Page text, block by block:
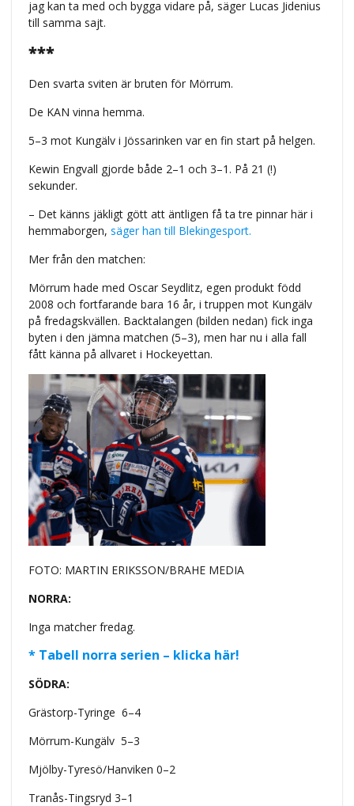
jag kan ta med och bygga vidare på, säger Lucas Jidenius
till samma sajt.
***
Den svarta sviten är bruten för Mörrum.
De KAN vinna hemma.
5–3 mot Kungälv i Jössarinken var en fin start på helgen.
Kewin Engvall gjorde både 2–1 och 3–1. På 21 (!)
sekunder.
– Det känns jäkligt gött att äntligen få ta tre pinnar här i
hemmaborgen, säger han till Blekingesport.
Mer från den matchen:
Mörrum hade med Oscar Seydlitz, egen produkt född
2008 och fortfarande bara 16 år, i truppen mot Kungälv
på fredagskvällen. Backtalangen (bilden nedan) fick inga
byten i den jämna matchen (5–3), men har nu i alla fall
fått känna på allvaret i Hockeyettan.
FOTO: MARTIN ERIKSSON/BRAHE MEDIA
NORRA:
Inga matcher fredag.
* Tabell norra serien – klicka här!
SÖDRA:
Grästorp-Tyringe 6–4
Mörrum-Kungälv5–3
Mjölby-Tyresö/Hanviken 0–2
Tranås-Tingsryd 3–1